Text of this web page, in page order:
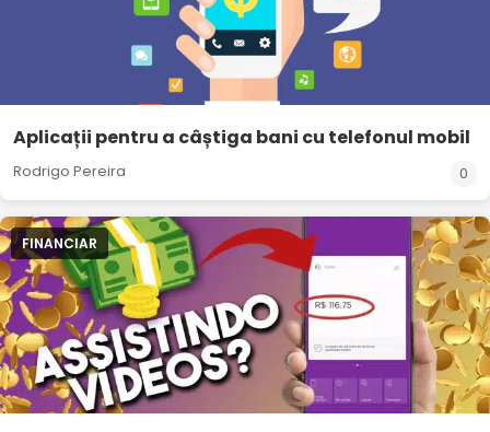
Aplicații pentru a câștiga bani cu telefonul mobil
Rodrigo Pereira 0
FINANCIAR